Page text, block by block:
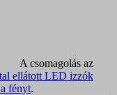
A csomagolás az
ellátott LED izzók
fényt.